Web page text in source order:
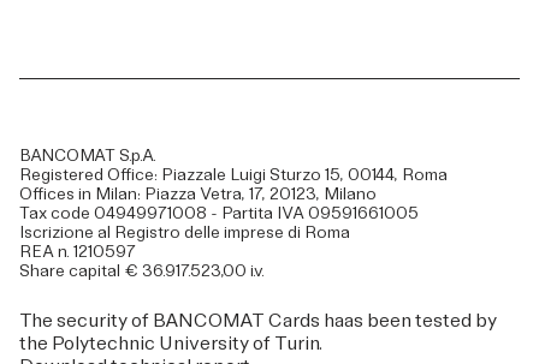
BANCOMAT S.p.A.
Registered Office: Piazzale Luigi Sturzo 15, 00144, Roma
Offices in Milan: Piazza Vetra, 17, 20123, Milano
Tax code 04949971008 - Partita IVA 09591661005
Iscrizione al Registro delle imprese di Roma
REA n. 1210597
Share capital € 36.917.523,00 i.v.
The security of BANCOMAT Cards haas been tested by
the Polytechnic University of Turin.